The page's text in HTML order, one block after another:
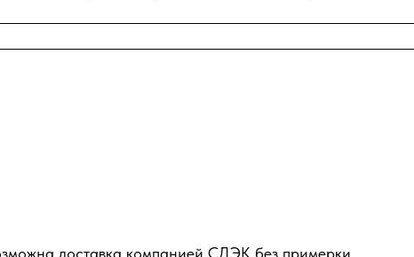
доставка компанией СДЭК без примерки,